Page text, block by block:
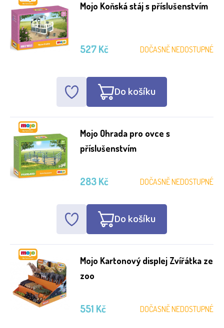
Mojo Koňská stáj s příslušenstvím
DOČASNĚ NEDOSTUPNÉ
527 Kč
Do košíku
Mojo Ohrada pro ovce s
příslušenstvím
DOČASNĚ NEDOSTUPNÉ
283 Kč
Do košíku
Mojo Kartonový displej Zvířátka ze
zoo
DOČASNĚ NEDOSTUPNÉ
551 Kč